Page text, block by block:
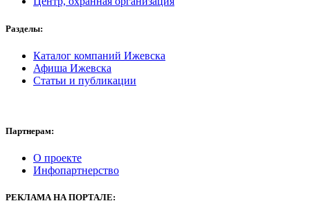
Разделы:
Каталог компаний Ижевска
Афиша Ижевска
Статьи и публикации
Партнерам:
О проекте
Инфопартнерство
РЕКЛАМАНА ПОРТАЛЕ: